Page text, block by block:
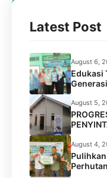
Latest Post
August 6,
Edukasi
FPTK
Gelar
6 Kota
August 5,
August 4,
Banten